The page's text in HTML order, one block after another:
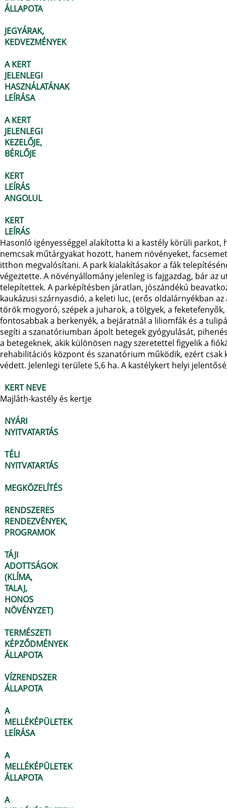
ÁLLAPOTA
JEGYÁRAK,
KEDVEZMÉNYEK
A KERT
JELENLEGI
HASZNÁLATÁNAK
LEÍRÁSA
A KERT
JELENLEGI
KEZELŐJE,
BÉRLŐJE
KERT
LEÍRÁS
ANGOLUL
KERT
LEÍRÁS
Hasonló igényességgel alakította ki a kastély körüli
nemcsak műtárgyakat hozott, hanem növényeket,
itthon megvalósítani. A park kialakításakor a fák
végeztette. A növényállomány jelenleg is fajgazdag, bár
telepítettek. A parképítésben járatlan, jószándékú
kaukázusi szárnyasdió, a keleti luc, (erős oldalárnyékban
török mogyoró, szépek a juharok, a tölgyek, a
fontosabbak a berkenyék, a bejáratnál a liliomfák és a
segíti a szanatóriumban ápolt betegek gyógyulását,
a betegeknek, akik különösen nagy szeretettel figyelik a
rehabilitációs központ és szanatórium működik, ezért
védett. Jelenlegi területe 5,6 ha. A kastélykert helyi
KERT NEVE
Majláth-kastély és kertje
NYÁRI
NYITVATARTÁS
TÉLI
NYITVATARTÁS
MEGKÖZELÍTÉS
RENDSZERES
RENDEZVÉNYEK,
PROGRAMOK
TÁJI
ADOTTSÁGOK
(KLÍMA,
TALAJ,
HONOS
NÖVÉNYZET)
TERMÉSZETI
KÉPZŐDMÉNYEK
ÁLLAPOTA
VÍZRENDSZER
ÁLLAPOTA
A
MELLÉKÉPÜLETEK
LEÍRÁSA
A
MELLÉKÉPÜLETEK
ÁLLAPOTA
A